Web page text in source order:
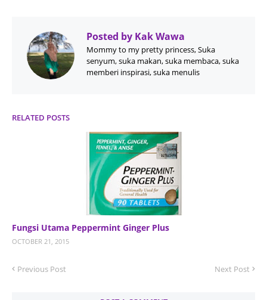
Posted by Kak Wawa
Mommy to my pretty princess, Suka
senyum, suka makan, suka membaca, suka
memberi inspirasi, suka menulis
RELATED POSTS
Fungsi Utama Peppermint Ginger Plus
OCTOBER 21, 2015
Previous Post Next Post